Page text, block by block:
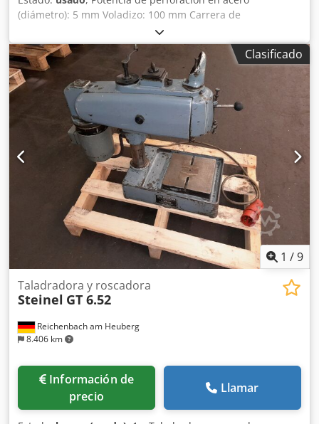
(diámetro): 5 mm Voladizo: 100 mm Carrera de
perforación: 30 mm Tensión de funcionamiento: 220/380 V
Velocidad de rotación: 2820 rpm Mesa de sujeción: 170 x
120 mm Altura de la pieza de trabajo – máx.: 120 mm
Consumo total de energía: 200 W Cedpfxocxxmle Ah Tjrf
Peso de la máquina, aprox.: 35 kg Espacio requerido,
aprox.: 0,25 x 0,43 x 0,5 m Taladradora de mesa robusta y
de modelo más antiguo, con ranuras de sujeción en la
base mecanizada, portabrocas y una superficie de sujeción
de (170 x 120 mm). Para el mecanizado de piezas con una
altura de (1 mm - 120 mm), una profundidad de
perforación de 30 mm y un rango de inclinación de más de
180 grados, con un voladizo del eje de perforación de 100
mm. El estado es bueno, considerando su antigüedad.
Clasificado
1 /9
Reichenbach am Heuberg
8.406 km
Taladradora y roscadora
Steinel GT 6.52
Información de
precio
Llamar